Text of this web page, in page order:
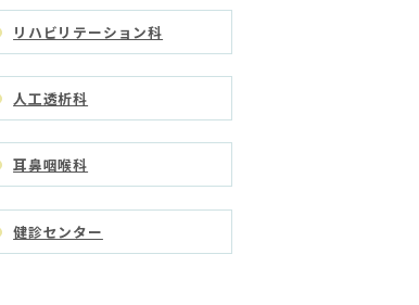
リハビリテーション科
人工透析科
耳鼻咽喉科
健診センター